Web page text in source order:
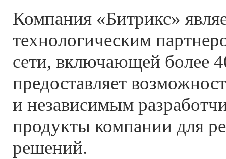
Компания «Битрикс»
технологическим
сети, включающей более
предоставляет
и независимым
продукты компании для
решений.